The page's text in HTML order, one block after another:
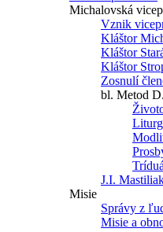
Michalovská
Vznik
Kláštor
Kláštor
Kláštor
Zosnulí
bl. Metod
J.I.
Misie
Správy z
Misie a